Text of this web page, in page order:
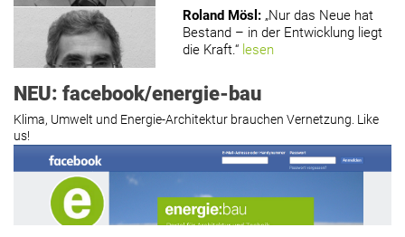
Roland Mösl : „Nur das Neue hat
Bestand – in der Entwicklung liegt
die Kraft.“ lesen
Roland Mösl: „Man wollte wohl
Kasse machen statt neue Produkte
erfinden.“ lesen
NEU: facebook/energie-bau
Klima, Umwelt und Energie-Architektur brauchen Vernetzung. Like
us!